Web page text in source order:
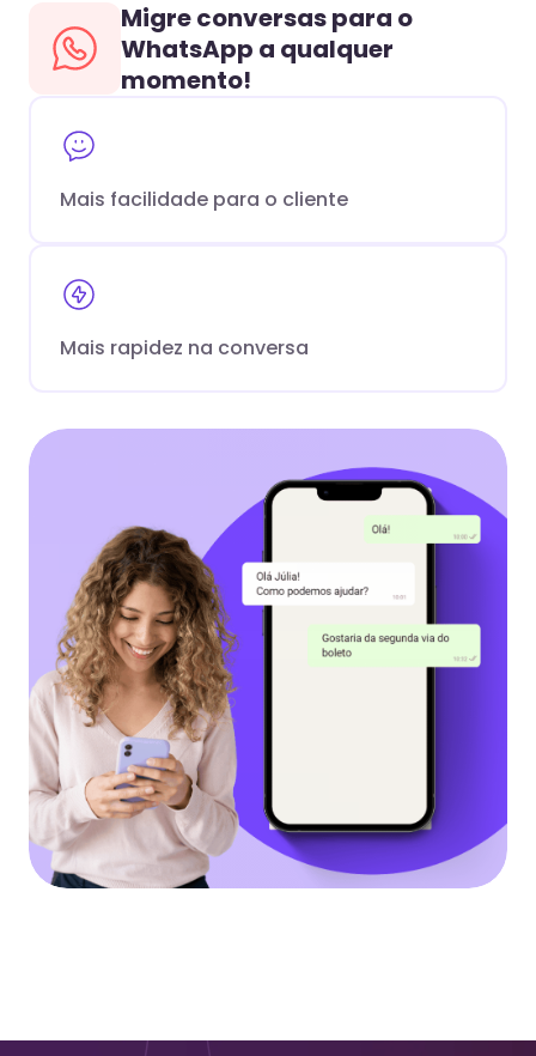
Migre conversas para o
WhatsApp a qualquer
momento!
Mais facilidade para o cliente
Mais rapidez na conversa